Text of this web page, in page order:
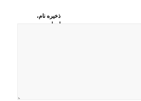
ذخیره نام،
ایمیل و